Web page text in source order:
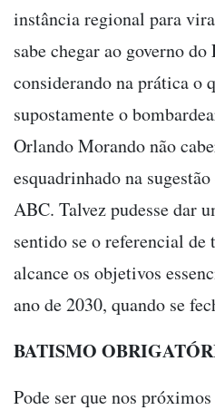
instância regional para
sabe chegar ao governo do
considerando na prática o
supostamente o
Orlando Morando não
esquadrinhado na
ABC. Talvez pudesse dar
sentido se o referencial de
alcance os objetivos
ano de 2030, quando se
BATISMO
Pode ser que nos